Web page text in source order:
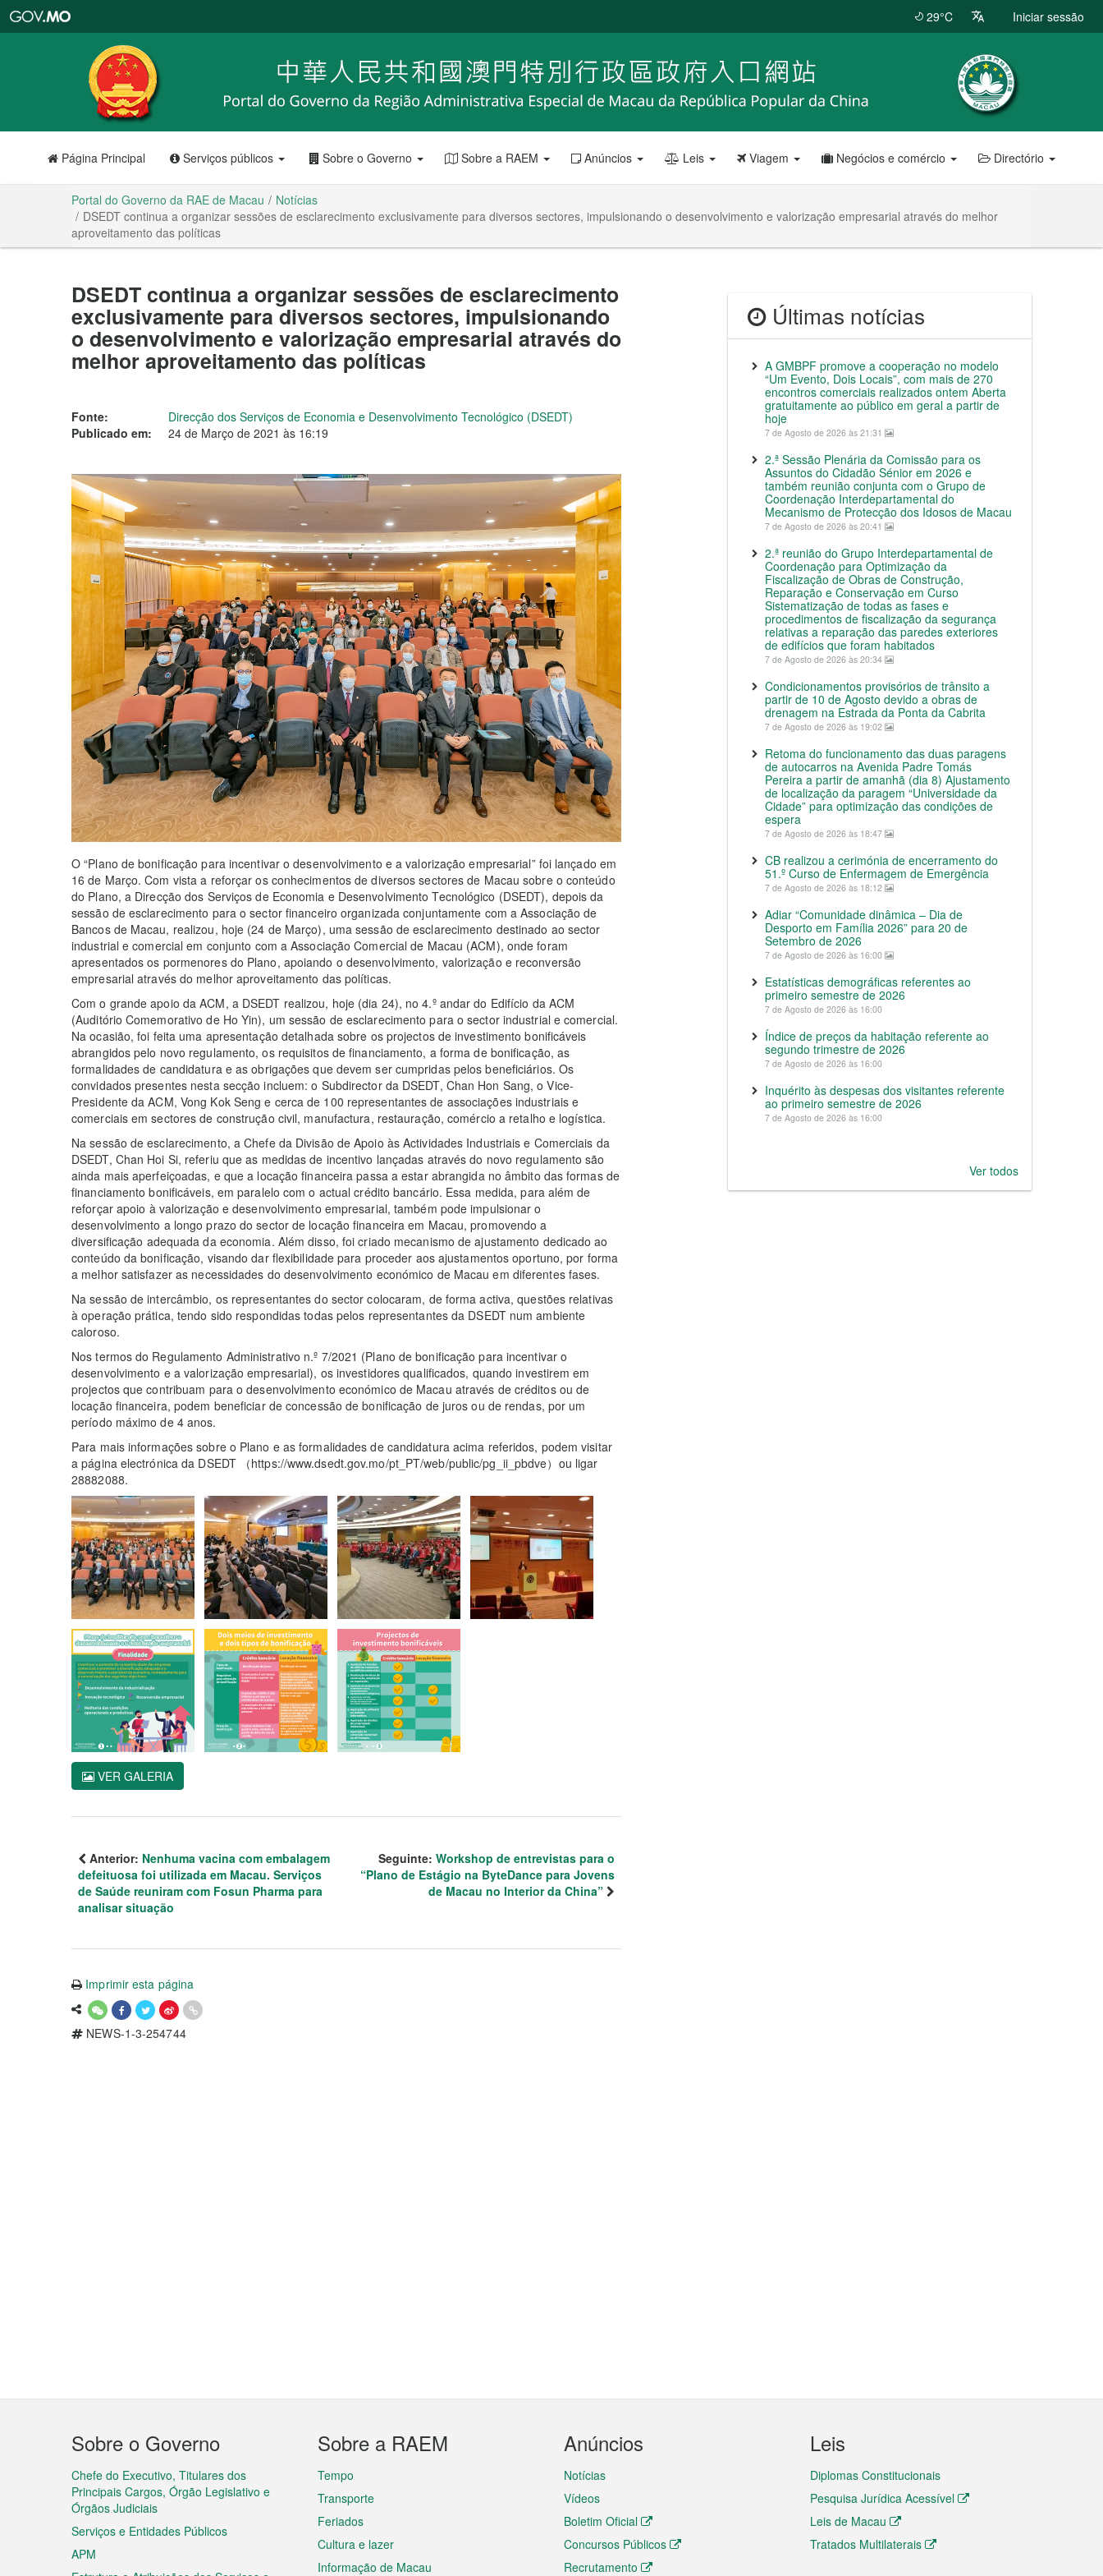
RAE
de
Macau
29°C Iniciar sessão
Página Principal Serviços públicos Sobre o Governo Sobre a RAEM Anúncios Leis Viagem Negócios e comércio Directório
Portal do Governo da RAE de Macau
Notícias
DSEDT continua a organizar sessões de esclarecimento exclusivamente para diversos sectores, impulsionando o desenvolvimento e valorização empresarial através do melhor
aproveitamento das políticas
DSEDT continua a organizar sessões de esclarecimento
exclusivamente para diversos sectores, impulsionando
o desenvolvimento e valorização empresarial através do
melhor aproveitamento das políticas
Fonte:
Direcção dos Serviços de Economia e Desenvolvimento Tecnológico (DSEDT)
Publicado em:
24 de Março de 2021 às 16:19
O “Plano de bonificação para incentivar o desenvolvimento e a valorização empresarial” foi lançado em
16 de Março. Com vista a reforçar os conhecimentos de diversos sectores de Macau sobre o conteúdo
do Plano, a Direcção dos Serviços de Economia e Desenvolvimento Tecnológico (DSEDT), depois da
sessão de esclarecimento para o sector financeiro organizada conjuntamente com a Associação de
Bancos de Macau, realizou, hoje (24 de Março), uma sessão de esclarecimento destinado ao sector
industrial e comercial em conjunto com a Associação Comercial de Macau (ACM), onde foram
apresentados os pormenores do Plano, apoiando o desenvolvimento, valorização e reconversão
empresarial através do melhor aproveitamento das políticas.
Com o grande apoio da ACM, a DSEDT realizou, hoje (dia 24), no 4.º andar do Edifício da ACM
(Auditório Comemorativo de Ho Yin), um sessão de esclarecimento para o sector industrial e comercial.
Na ocasião, foi feita uma apresentação detalhada sobre os projectos de investimento bonificáveis
abrangidos pelo novo regulamento, os requisitos de financiamento, a forma de bonificação, as
formalidades de candidatura e as obrigações que devem ser cumpridas pelos beneficiários. Os
convidados presentes nesta secção incluem: o Subdirector da DSEDT, Chan Hon Sang, o Vice-
Presidente da ACM, Vong Kok Seng e cerca de 100 representantes de associações industriais e
comerciais em sectores de construção civil, manufactura, restauração, comércio a retalho e logística.
Na sessão de esclarecimento, a Chefe da Divisão de Apoio às Actividades Industriais e Comerciais da
DSEDT, Chan Hoi Si, referiu que as medidas de incentivo lançadas através do novo regulamento são
ainda mais aperfeiçoadas, e que a locação financeira passa a estar abrangida no âmbito das formas de
financiamento bonificáveis, em paralelo com o actual crédito bancário. Essa medida, para além de
reforçar apoio à valorização e desenvolvimento empresarial, também pode impulsionar o
desenvolvimento a longo prazo do sector de locação financeira em Macau, promovendo a
diversificação adequada da economia. Além disso, foi criado mecanismo de ajustamento dedicado ao
conteúdo da bonificação, visando dar flexibilidade para proceder aos ajustamentos oportuno, por forma
a melhor satisfazer as necessidades do desenvolvimento económico de Macau em diferentes fases.
Na sessão de intercâmbio, os representantes do sector colocaram, de forma activa, questões relativas
à operação prática, tendo sido respondidas todas pelos representantes da DSEDT num ambiente
caloroso.
Nos termos do Regulamento Administrativo n.º 7/2021 (Plano de bonificação para incentivar o
desenvolvimento e a valorização empresarial), os investidores qualificados, quando investirem em
projectos que contribuam para o desenvolvimento económico de Macau através de créditos ou de
locação financeira, podem beneficiar de concessão de bonificação de juros ou de rendas, por um
período máximo de 4 anos.
Para mais informações sobre o Plano e as formalidades de candidatura acima referidos, podem visitar
a página electrónica da DSEDT （https://www.dsedt.gov.mo/pt_PT/web/public/pg_ii_pbdve）ou ligar
28882088.
VER GALERIA
Anterior: Nenhuma vacina com embalagem
defeituosa foi utilizada em Macau. Serviços
de Saúde reuniram com Fosun Pharma para
analisar situação
Seguinte: Workshop de entrevistas para o
“Plano de Estágio na ByteDance para Jovens
de Macau no Interior da China”
Imprimir esta página
NEWS-1-3-254744
Últimas notícias
A GMBPF promove a cooperação no modelo
“Um Evento, Dois Locais”, com mais de 270
encontros comerciais realizados ontem Aberta
gratuitamente ao público em geral a partir de
hoje
7 de Agosto de 2026 às 21:31
2.ª Sessão Plenária da Comissão para os
Assuntos do Cidadão Sénior em 2026 e
também reunião conjunta com o Grupo de
Coordenação Interdepartamental do
Mecanismo de Protecção dos Idosos de Macau
7 de Agosto de 2026 às 20:41
2.ª reunião do Grupo Interdepartamental de
Coordenação para Optimização da
Fiscalização de Obras de Construção,
Reparação e Conservação em Curso
Sistematização de todas as fases e
procedimentos de fiscalização da segurança
relativas a reparação das paredes exteriores
de edifícios que foram habitados
7 de Agosto de 2026 às 20:34
Condicionamentos provisórios de trânsito a
partir de 10 de Agosto devido a obras de
drenagem na Estrada da Ponta da Cabrita
7 de Agosto de 2026 às 19:02
Retoma do funcionamento das duas paragens
de autocarros na Avenida Padre Tomás
Pereira a partir de amanhã (dia 8) Ajustamento
de localização da paragem “Universidade da
Cidade” para optimização das condições de
espera
7 de Agosto de 2026 às 18:47
CB realizou a cerimónia de encerramento do
51.º Curso de Enfermagem de Emergência
7 de Agosto de 2026 às 18:12
Adiar “Comunidade dinâmica – Dia de
Desporto em Família 2026” para 20 de
Setembro de 2026
7 de Agosto de 2026 às 16:00
Estatísticas demográficas referentes ao
primeiro semestre de 2026
7 de Agosto de 2026 às 16:00
Índice de preços da habitação referente ao
segundo trimestre de 2026
7 de Agosto de 2026 às 16:00
Inquérito às despesas dos visitantes referente
ao primeiro semestre de 2026
7 de Agosto de 2026 às 16:00
Ver todos
Menu
do
rodapé
Sobre o Governo
Chefe do Executivo, Titulares dos
Principais Cargos, Órgão Legislativo e
Órgãos Judiciais
Serviços e Entidades Públicos
APM
Sobre a RAEM
Tempo
Transporte
Feriados
Cultura e lazer
Informação de Macau
Anúncios
Notícias
Vídeos
Boletim Oficial
Concursos Públicos
Recrutamento
Leis
Diplomas Constitucionais
Pesquisa Jurídica Acessível
Leis de Macau
Tratados Multilaterais